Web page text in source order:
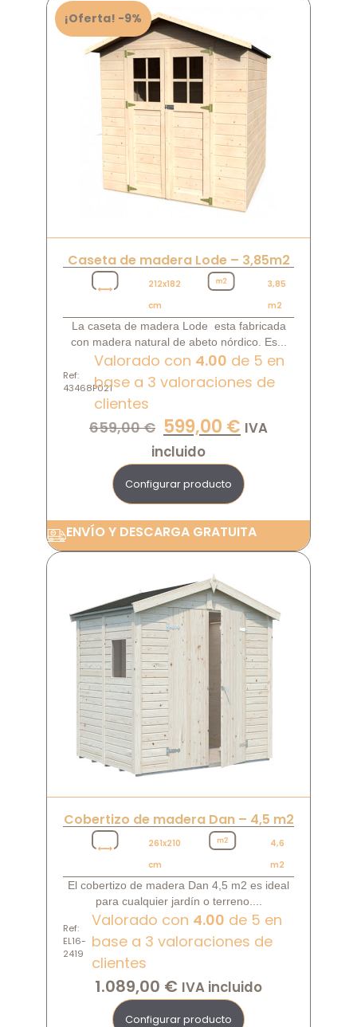
¡Oferta! -9%
Caseta de madera Lode – 3,85m2
212x182
cm
3,85
m2
La caseta de madera Lode esta fabricada
con madera natural de abeto nórdico. Es...
Ref:
43468P021
Valorado con 4.00 de 5 en
base a 3 valoraciones de
clientes
659,00€ 599,00 € IVA
incluido
Configurar producto
ENVÍO Y DESCARGA GRATUITA
Cobertizo de madera Dan – 4,5 m2
261x210
cm
4,6
m2
El cobertizo de madera Dan 4,5 m2 es ideal
para cualquier jardín o terreno....
Ref:
EL16-
2419
Valorado con 4.00 de 5 en
base a 3 valoraciones de
clientes
1.089,00 € IVA incluido
Configurar producto